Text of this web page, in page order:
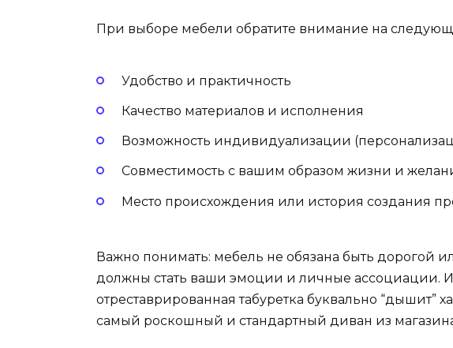
При выборе мебели обратите внимание на
Удобство и практичность
Качество материалов и исполнения
Возможность индивидуализации
Совместимость с вашим образом жизни и
Место происхождения или история создания
Важно понимать: мебель не обязана быть дорогой
должны стать ваши эмоции и личные ассоциации.
отреставрированная табуретка буквально “дышит”
самый роскошный и стандартный диван из